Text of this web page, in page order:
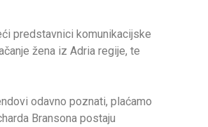
predstavnici komunikacijske
žena iz Adria regije, te
odavno poznati, plaćamo
Bransona postaju